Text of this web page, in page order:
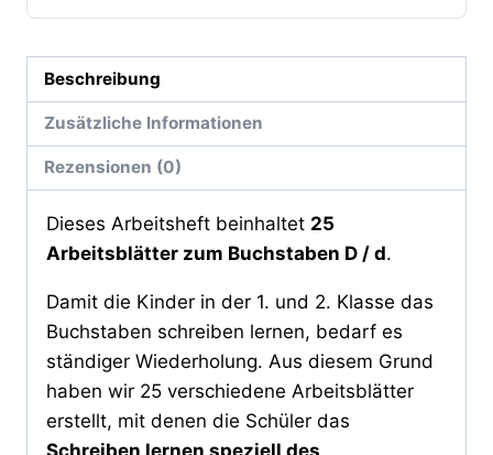
Beschreibung
Zusätzliche Informationen
Rezensionen (0)
Dieses Arbeitsheft beinhaltet 25
Arbeitsblätter zum Buchstaben D / d.
Damit die Kinder in der 1. und 2. Klasse das
Buchstaben schreiben lernen, bedarf es
ständiger Wiederholung. Aus diesem Grund
haben wir 25 verschiedene Arbeitsblätter
erstellt, mit denen die Schüler das